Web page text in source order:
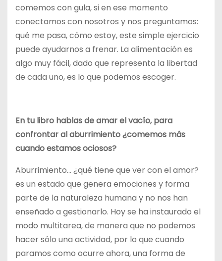
comemos con gula, si en ese momento
conectamos con nosotros y nos preguntamos:
qué me pasa, cómo estoy, este simple ejercicio
puede ayudarnos a frenar. La alimentación es
algo muy fácil, dado que representa la libertad
de cada uno, es lo que podemos escoger.
En tu libro hablas de amar el vacío, para
confrontar al aburrimiento ¿comemos más
cuando estamos ociosos?
Aburrimiento… ¿qué tiene que ver con el amor?
es un estado que genera emociones y forma
parte de la naturaleza humana y no nos han
enseñado a gestionarlo. Hoy se ha instaurado el
modo multitarea, de manera que no podemos
hacer sólo una actividad, por lo que cuando
paramos como ocurre ahora, una forma de